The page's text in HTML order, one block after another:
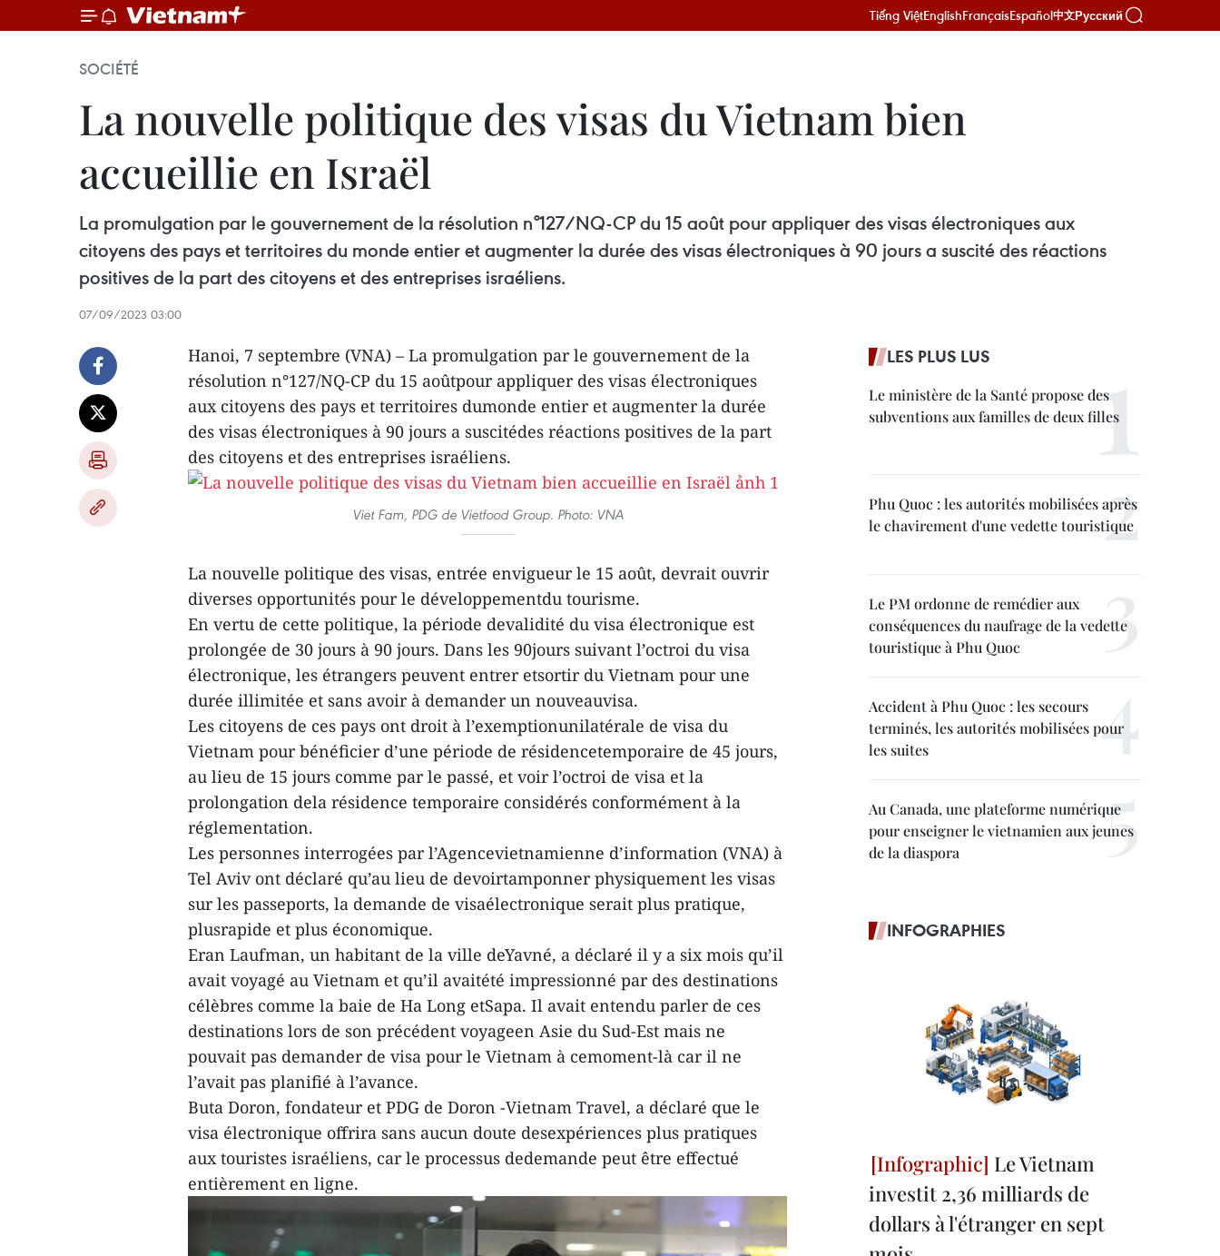
Tiếng ViệtEnglishFrançaisEspañol中文Русский
SOCIÉTÉ
La nouvelle politique des visas du Vietnam bien
accueillie en Israël
La promulgation par le gouvernement de la résolution n°127/NQ-CP du 15 août pour appliquer des visas électroniques aux
citoyens des pays et territoires du monde entier et augmenter la durée des visas électroniques à 90 jours a suscité des réactions
positives de la part des citoyens et des entreprises israéliens.
07/09/2023 03:00
Hanoi, 7 septembre (VNA) – La promulgation par le gouvernement de la
résolution n°127/NQ-CP du 15 aoûtpour appliquer des visas électroniques
aux citoyens des pays et territoires dumonde entier et augmenter la durée
des visas électroniques à 90 jours a suscitédes réactions positives de la part
des citoyens et des entreprises israéliens.
Viet Fam, PDG de Vietfood Group. Photo: VNA
La nouvelle politique des visas, entrée envigueur le 15 août, devrait ouvrir
diverses opportunités pour le développementdu tourisme.
En vertu de cette politique, la période devalidité du visa électronique est
prolongée de 30 jours à 90 jours. Dans les 90jours suivant l’octroi du visa
électronique, les étrangers peuvent entrer etsortir du Vietnam pour une
durée illimitée et sans avoir à demander un nouveauvisa.
Les citoyens de ces pays ont droit à l’exemptionunilatérale de visa du
Vietnam pour bénéficier d’une période de résidencetemporaire de 45 jours,
au lieu de 15 jours comme par le passé, et voir l’octroi de visa et la
prolongation dela résidence temporaire considérés conformément à la
réglementation.
Les personnes interrogées par l’Agencevietnamienne d’information (VNA) à
Tel Aviv ont déclaré qu’au lieu de devoirtamponner physiquement les visas
sur les passeports, la demande de visaélectronique serait plus pratique,
plusrapide et plus économique.
Eran Laufman, un habitant de la ville deYavné, a déclaré il y a six mois qu’il
avait voyagé au Vietnam et qu’il avaitété impressionné par des destinations
célèbres comme la baie de Ha Long etSapa. Il avait entendu parler de ces
destinations lors de son précédent voyageen Asie du Sud-Est mais ne
pouvait pas demander de visa pour le Vietnam à cemoment-là car il ne
l’avait pas planifié à l’avance.
Buta Doron, fondateur et PDG de Doron -Vietnam Travel, a déclaré que le
visa électronique offrira sans aucun doute desexpériences plus pratiques
aux touristes israéliens, car le processus dedemande peut être effectué
entièrement en ligne.
LES PLUS LUS
Le ministère de la Santé propose des
subventions aux familles de deux filles
Phu Quoc : les autorités mobilisées après
le chavirement d'une vedette touristique
Le PM ordonne de remédier aux
conséquences du naufrage de la vedette
touristique à Phu Quoc
Accident à Phu Quoc : les secours
terminés, les autorités mobilisées pour
les suites
Au Canada, une plateforme numérique
pour enseigner le vietnamien aux jeunes
de la diaspora
INFOGRAPHIES
Le Vietnam
investit 2,36 milliards de
dollars à l'étranger en sept